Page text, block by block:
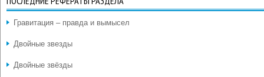
Гравитация – правда и вымысел
Двойные звезды
Двойные звёзды